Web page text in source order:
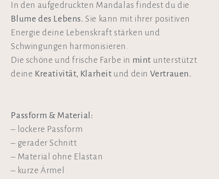
In den aufgedruckten Mandalas findest du die
Blume des Lebens. Sie kann mit ihrer positiven
Energie deine Lebenskraft stärken und
Schwingungen harmonisieren.
Die schöne und frische Farbe in mint unterstützt
deine Kreativität, Klarheit und dein Vertrauen.
Passform & Material:
– lockere Passform
– gerader Schnitt
– Material ohne Elastan
– kurze Ärmel